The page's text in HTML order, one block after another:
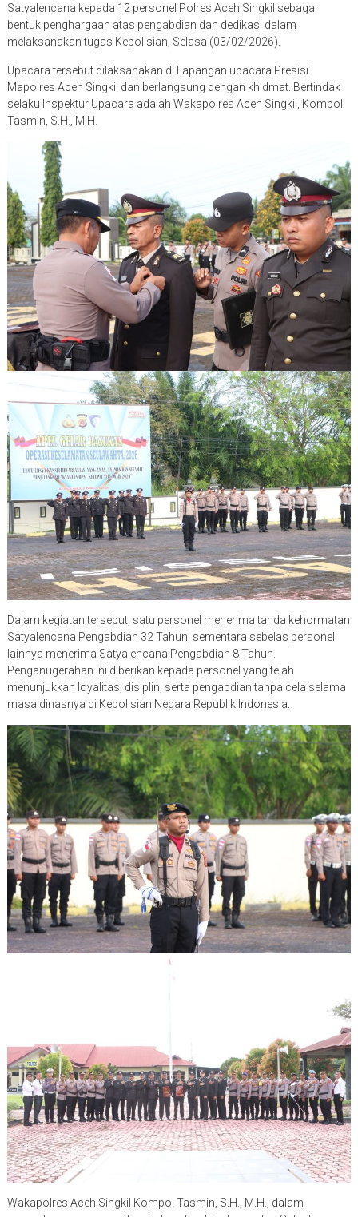
Satyalencana kepada 12 personel Polres Aceh Singkil sebagai
bentuk penghargaan atas pengabdian dan dedikasi dalam
melaksanakan tugas Kepolisian, Selasa (03/02/2026).
Upacara tersebut dilaksanakan di Lapangan upacara Presisi
Mapolres Aceh Singkil dan berlangsung dengan khidmat. Bertindak
selaku Inspektur Upacara adalah Wakapolres Aceh Singkil, Kompol
Tasmin, S.H., M.H.
Dalam kegiatan tersebut, satu personel menerima tanda kehormatan
Satyalencana Pengabdian 32 Tahun, sementara sebelas personel
lainnya menerima Satyalencana Pengabdian 8 Tahun.
Penganugerahan ini diberikan kepada personel yang telah
menunjukkan loyalitas, disiplin, serta pengabdian tanpa cela selama
masa dinasnya di Kepolisian Negara Republik Indonesia.
Wakapolres Aceh Singkil Kompol Tasmin, S.H., M.H., dalam